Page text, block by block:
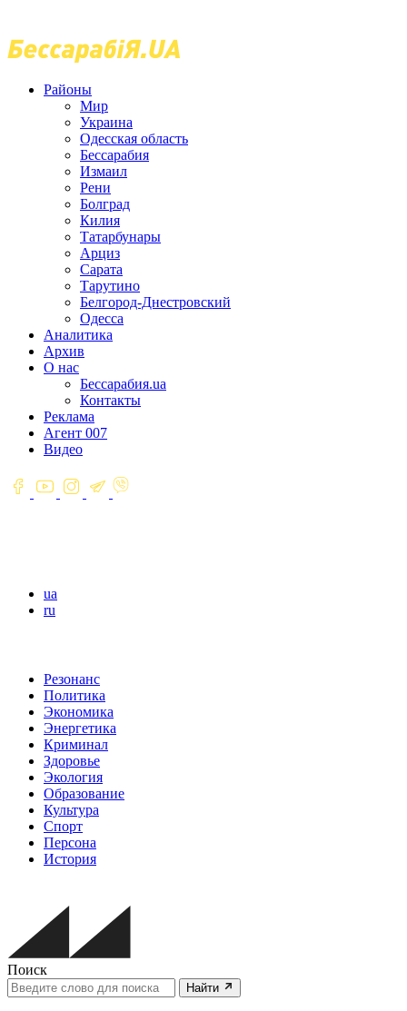
Районы
Мир
Украина
Одесская область
Бессарабия
Измаил
Рени
Болград
Килия
Татарбунары
Арциз
Сарата
Тарутино
Белгород-Днестровский
Одесса
Аналитика
Архив
О нас
Бессарабия.ua
Контакты
Реклама
Агент 007
Видео
ua
ru
Резонанс
Политика
Экономика
Энергетика
Криминал
Здоровье
Экология
Образование
Культура
Спорт
Персона
История
Поиск
Найти